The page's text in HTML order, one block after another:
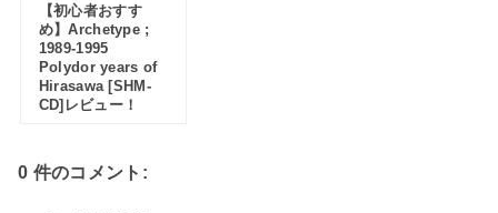
【初心者おすす
め】Archetype ;
1989-1995
Polydor years of
Hirasawa [SHM-
CD]レビュー！
0 件のコメント: